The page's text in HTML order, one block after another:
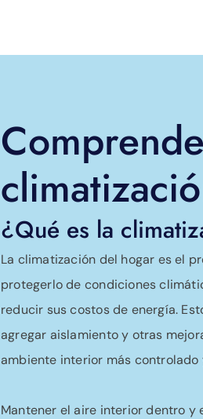
¿Qué es la
La climatización del hogar es el
protegerlo de condiciones
reducir sus costos de energía.
agregar aislamiento y otras
ambiente interior más controlado
Mantener el aire interior dentro y